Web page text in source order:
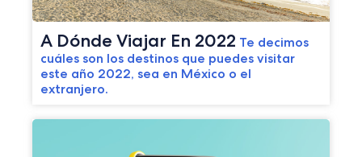
A Dónde Viajar En 2022 Te decimos
cuáles son los destinos que puedes visitar
este año 2022, sea en México o el
extranjero.